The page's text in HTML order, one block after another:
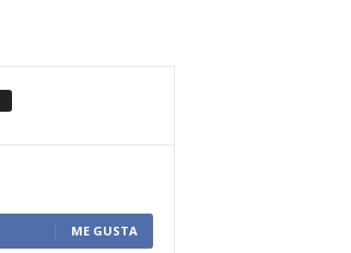
ME GUSTA